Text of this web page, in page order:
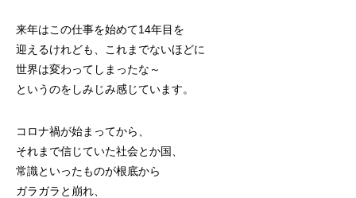
来年はこの仕事を始めて14年目を
迎えるけれども、これまでないほどに
世界は変わってしまったな～
というのをしみじみ感じています。
コロナ禍が始まってから、
それまで信じていた社会とか国、
常識といったものが根底から
ガラガラと崩れ、